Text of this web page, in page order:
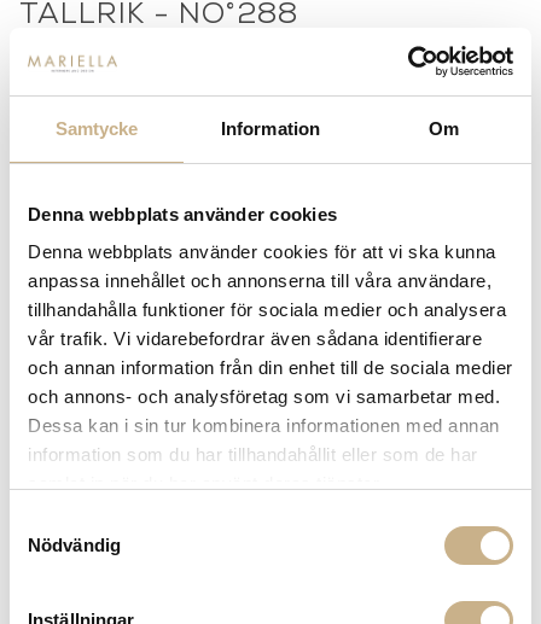
Samtycke Information Om
Denna webbplats använder cookies
Denna webbplats använder cookies för att vi ska kunna
anpassa innehållet och annonserna till våra användare,
tillhandahålla funktioner för sociala medier och analysera
vår trafik. Vi vidarebefordrar även sådana identifierare
och annan information från din enhet till de sociala medier
och annons- och analysföretag som vi samarbetar med.
Dessa kan i sin tur kombinera informationen med annan
information som du har tillhandahållit eller som de har
Nödvändig
Inställningar
TALLRIK - NO°288
1.850
+
Leverans inom 3-5 arbetsdagar på lagervaror
Få10% välkomstrabatt när du registrerar dig för vårt
nyhetsbrev
Fri frakt på mindra varor vid köp över 1000:-
900:- i frakt vid köp av större möbler
Hämta i butik
FRÅGA OSS OM PRODUKTEN
BESKRIVNING